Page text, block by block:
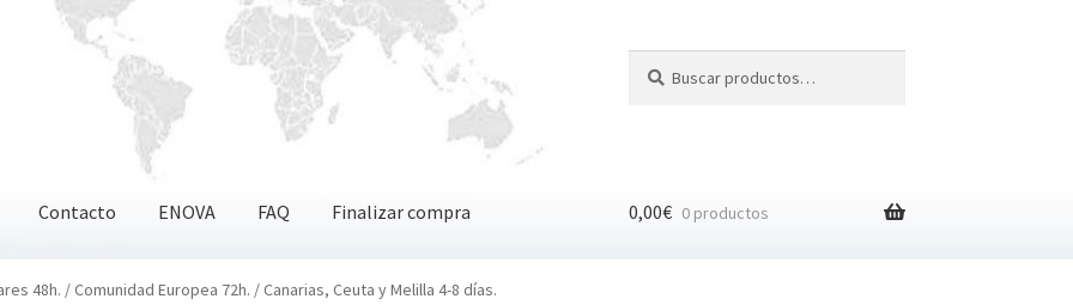
por:
Contacto ENOVA FAQ Finalizar compra
FAQ Finalizar compra
0,00€ 0 productos
48h. / Comunidad Europea 72h. / Canarias, Ceuta y Melilla 4-8 días.